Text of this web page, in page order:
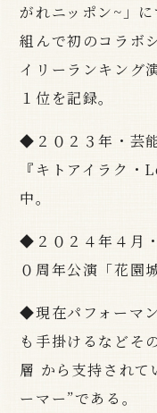
がれニッポン~」
組んで初のコラボ
イリーランキング
１位を記録。
◆２０２３年・芸
『キトアイラク
中。
◆２０２４年４月
０周年公演「花園
◆現在パフォーマ
も手掛けるなどそ
層 から支持されて
ーマー”である。